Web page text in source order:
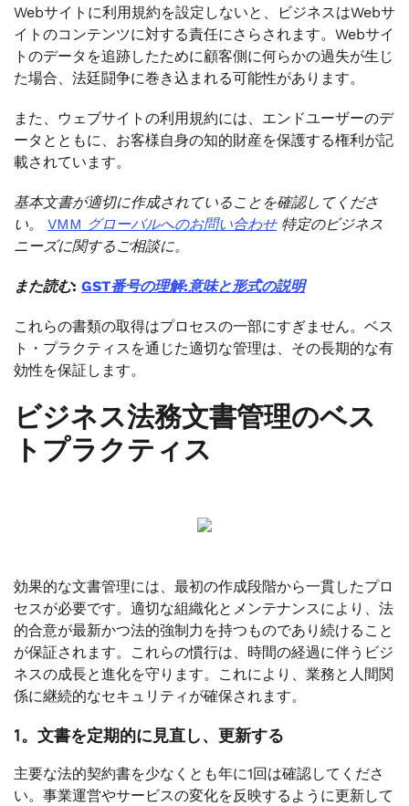
Webサイトに利用規約を設定しないと、ビジネスはWebサ
イトのコンテンツに対する責任にさらされます。Webサイ
トのデータを追跡したために顧客側に何らかの過失が生じ
た場合、法廷闘争に巻き込まれる可能性があります。
また、ウェブサイトの利用規約には、エンドユーザーのデ
ータとともに、お客様自身の知的財産を保護する権利が記
載されています。
基本文書が適切に作成されていることを確認してくださ
い。 VMM グローバルへのお問い合わせ特定のビジネス
ニーズに関するご相談に。
また読む: GST番号の理解:意味と形式の説明
これらの書類の取得はプロセスの一部にすぎません。ベス
ト・プラクティスを通じた適切な管理は、その長期的な有
効性を保証します。
ビジネス法務文書管理のベス
トプラクティス
効果的な文書管理には、最初の作成段階から一貫したプロ
セスが必要です。適切な組織化とメンテナンスにより、法
的合意が最新かつ法的強制力を持つものであり続けること
が保証されます。これらの慣行は、時間の経過に伴うビジ
ネスの成長と進化を守ります。これにより、業務と人間関
係に継続的なセキュリティが確保されます。
1。文書を定期的に見直し、更新する
主要な法的契約書を少なくとも年に1回は確認してくださ
い。事業運営やサービスの変化を反映するように更新して